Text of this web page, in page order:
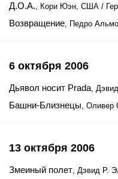
Д.О.А., Кори Юэн, США /
Возвращение, Педро
6 октября 2006
Дьявол носит Prada,
Башни-Близнецы, Оливер
13 октября 2006
Змеиный полет, Дэвид Р.